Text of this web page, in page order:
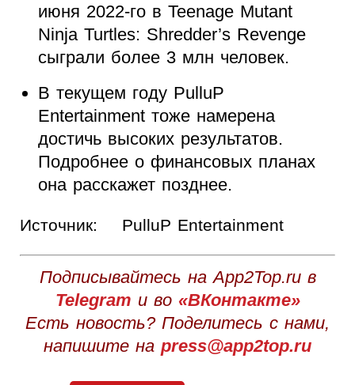
июня 2022-го в Teenage Mutant
Ninja Turtles: Shredder’s Revenge
сыграли более 3 млн человек.
В текущем году PulluP
Entertainment тоже намерена
достичь высоких результатов.
Подробнее о финансовых планах
она расскажет позднее.
Источник: PulluP Entertainment
Подписывайтесь на App2Top.ru в
Telegram и во «ВКонтакте»
Есть новость? Поделитесь с нами,
напишите на press@app2top.ru